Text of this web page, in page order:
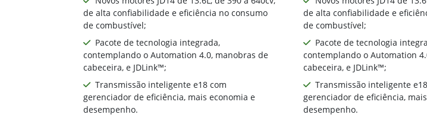
de alta confiabilidade e eficiência no consumo
de combustível;
Pacote de tecnologia integrada,
contemplando o Automation 4.0, manobras de
cabeceira, e JDLink™;
Transmissão inteligente e18 com
gerenciador de eficiência, mais economia e
desempenho.
de alta confiabilidade e
de combustível;
Pacote de tecnologia
contemplando o Automation
cabeceira, e JDLink™;
Transmissão inteligente
gerenciador de eficiência,
desempenho.